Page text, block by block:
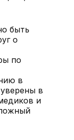
быть
о
по
в
в
и